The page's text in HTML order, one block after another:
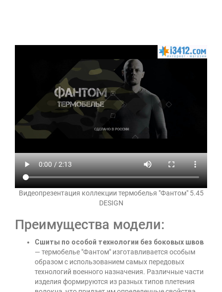
Видеопрезентация коллекции термобелья "Фантом" 5.45
DESIGN
Преимущества модели:
Сшиты по особой технологии без боковых швов
— термобелье "Фантом" изготавливается особым
образом с использованием самых передовых
технологий военного назначения. Различные части
изделия формируются из разных типов плетения